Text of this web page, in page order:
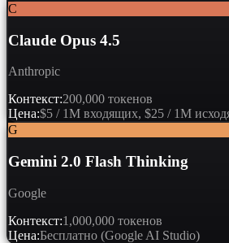
C
Claude Opus 4.5
Anthropic
Контекст:200,000 токенов
Цена:$5 / 1M входящих, $25 / 1M
G
Gemini 2.0 Flash Thinking
Google
Контекст:1,000,000 токенов
Цена:Бесплатно (Google AI Studio)